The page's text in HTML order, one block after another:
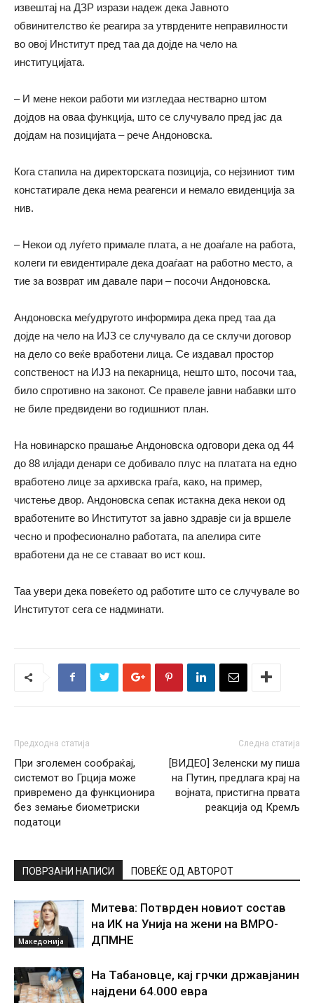
извештај на ДЗР изрази надеж дека Јавното
обвинителство ќе реагира за утврдените неправилности
во овој Институт пред таа да дојде на чело на
институцијата.
– И мене некои работи ми изгледаа нестварно штом
дојдов на оваа функција, што се случувало пред јас да
дојдам на позицијата – рече Андоновска.
Кога стапила на директорската позиција, со нејзиниот тим
констатирале дека нема реагенси и немало евиденција за
нив.
– Некои од луѓето примале плата, а не доаѓале на работа,
колеги ги евидентирале дека доаѓаат на работно место, а
тие за возврат им давале пари – посочи Андоновска.
Андоновска меѓудругото информира дека пред таа да
дојде на чело на ИЈЗ се случувало да се склучи договор
на дело со веќе вработени лица. Се издавал простор
сопственост на ИЈЗ на пекарница, нешто што, посочи таа,
било спротивно на законот. Се правеле јавни набавки што
не биле предвидени во годишниот план.
На новинарско прашање Андоновска одговори дека од 44
до 88 илјади денари се добивало плус на платата на едно
вработено лице за архивска граѓа, како, на пример,
чистење двор. Андоновска сепак истакна дека некои од
вработените во Институтот за јавно здравје си ја вршеле
чесно и професионално работата, па апелира сите
вработени да не се ставаат во ист кош.
Таа увери дека повеќето од работите што се случувале во
Институтот сега се надминати.
Предходна статија
При зголемен сообраќај,
системот во Грција може
привремено да функционира
без земање биометриски
податоци
Следна статија
[ВИДЕО] Зеленски му пиша
на Путин, предлага крај на
војната, пристигна првата
реакција од Кремљ
ПОВРЗАНИ НАПИСИ ПОВЕЌЕ ОД АВТОРОТ
Македонија
Митева: Потврден новиот состав
на ИК на Унија на жени на ВМРО-
ДПМНЕ
На Табановце, кај грчки државјанин
најдени 64.000 евра